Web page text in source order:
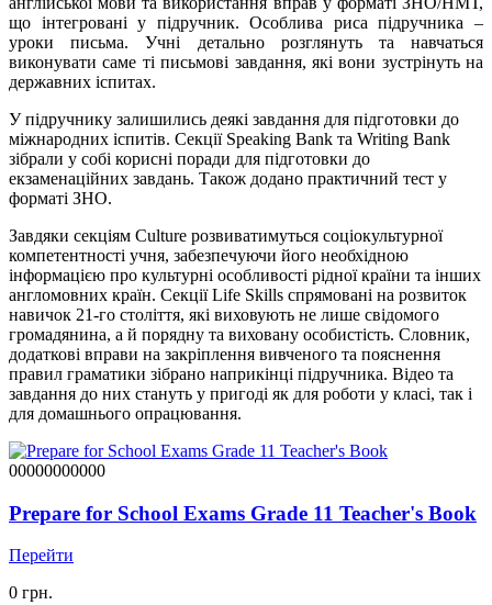
що інтегровані у підручник. Особлива риса підручника –
уроки письма. Учні детально розглянуть та навчаться
виконувати саме ті письмові завдання, які вони зустрінуть на
державних іспитах.
У підручнику залишились деякі завдання для підготовки до
міжнародних іспитів. Секції Speaking Bank та Writing Bank
зібрали у собі корисні поради для підготовки до
екзаменаційних завдань. Також додано практичний тест у
форматі ЗНО.
Завдяки секціям Culture розвиватимуться соціокультурної
компетентності учня, забезпечуючи його необхідною
інформацією про культурні особливості рідної країни та інших
англомовних країн. Секції Life Skills спрямовані на розвиток
навичок 21-го століття, які виховують не лише свідомого
громадянина, а й порядну та виховану особистість. Словник,
додаткові вправи на закріплення вивченого та пояснення
правил граматики зібрано наприкінці підручника. Відео та
завдання до них стануть у пригоді як для роботи у класі, так і
для домашнього опрацювання.
00000000000
Prepare for School Exams Grade 11 Teacher's Book
Перейти
0 грн.